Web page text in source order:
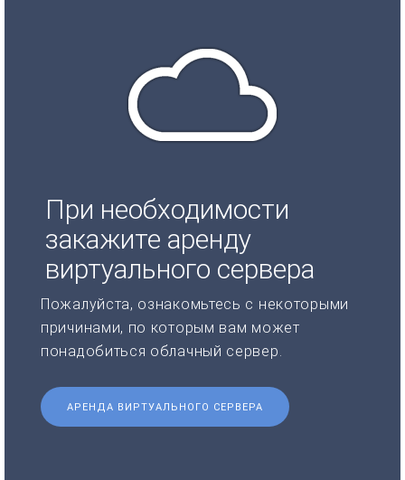
При необходимости
закажите аренду
виртуального сервера
Пожалуйста, ознакомьтесь с некоторыми
причинами, по которым вам может
понадобиться облачный сервер.
АРЕНДА ВИРТУАЛЬНОГО СЕРВЕРА